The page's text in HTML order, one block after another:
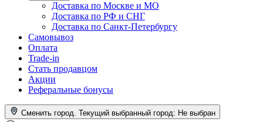
Доставка по Москве и МО
Доставка по РФ и СНГ
Доставка по Санкт-Петербургу
Самовывоз
Оплата
Trade-in
Стать продавцом
Акции
Реферальные бонусы
Сменить город. Текущий выбранный город: Не выбран